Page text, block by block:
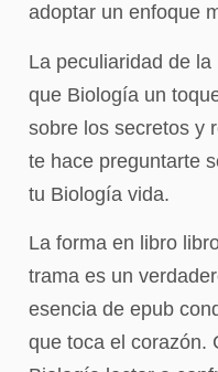
adoptar un enfoque
La peculiaridad de
que Biología un
sobre los secretos y
te hace preguntarte
tu Biología vida.
La forma en libro
trama es un
esencia de epub
que toca el corazón.